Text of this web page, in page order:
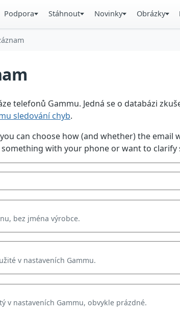
Podpora Stáhnout Novinky Obrázky
telefonů Gammu. Jedná se o databázi
sledování chyb.
can choose how (and whether) the
with your phone or want to clarify
bez jména výrobce.
v nastaveních Gammu.
v nastaveních Gammu, obvykle prázdné.